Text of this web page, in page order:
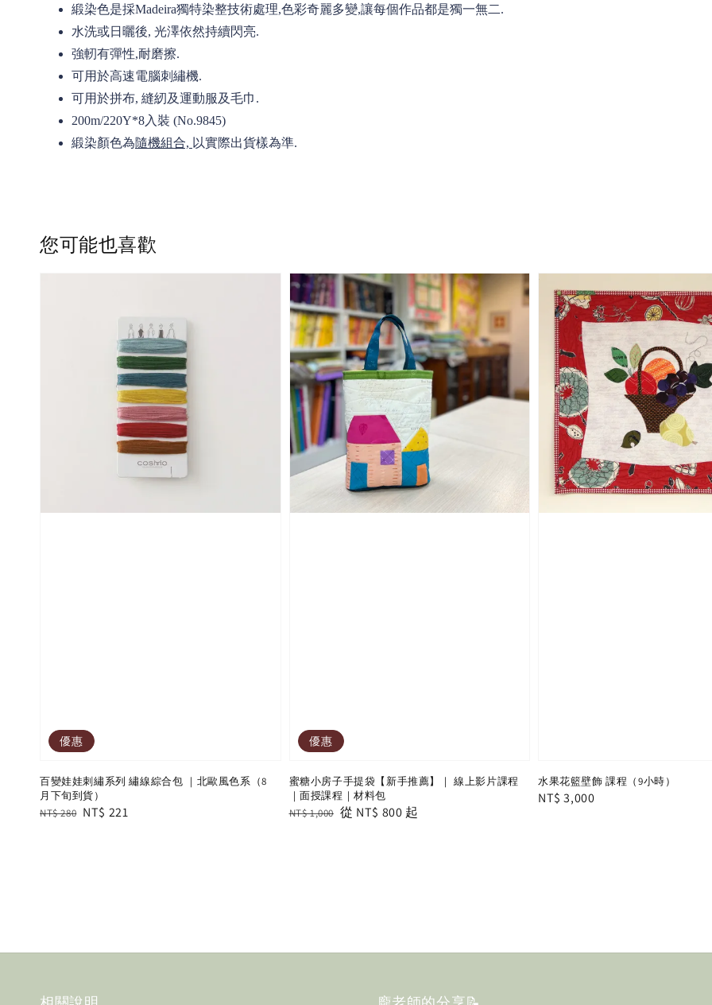
緞染色是採Madeira獨特染整技術處理,色彩奇麗多變,讓每個作品都是獨一無二.
水洗或日曬後, 光澤依然持續閃亮.
強軔有彈性,耐磨擦.
可用於高速電腦刺繡機.
可用於拼布, 縫紉及運動服及毛巾.
200m/220Y*8入裝 (No.9845)
緞染顏色為隨機組合, 以實際出貨樣為準.
您可能也喜歡
優惠
百變娃娃刺繡系列 繡線綜合包 ｜北歐風色系（8
月下旬到貨）
Regular
NT$ 280 Sale
NT$ 221
優惠
蜜糖小房子手提袋【新手推薦】｜ 線上影片課程
｜面授課程｜材料包
Regular
NT$ 1,000 Sale
從 NT$ 800 起
水果花籃壁飾 課程（9小時）
Regular
NT$ 3,000